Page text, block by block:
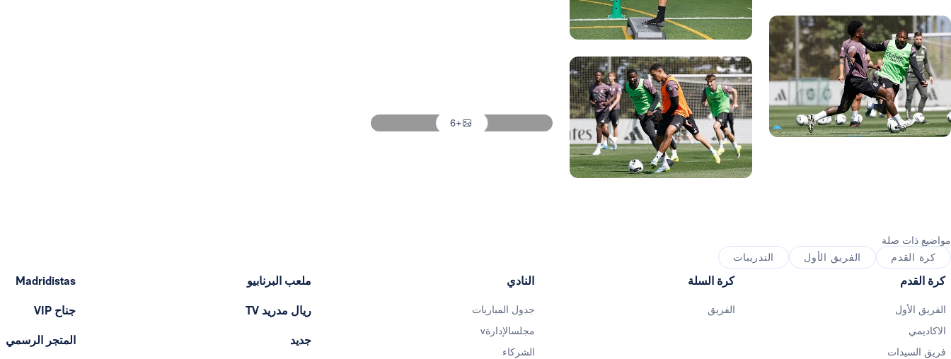
+6
مواضيع ذات صلة
كرة القدم
الفريق الأول التدريبات
كرة القدم
الفريق الأول
الاكاديمي
فريق السيدات
كرة السلة
الفريق
النادي
جدول المباريات
مجلسالإدارةv
الشركاء
ملعب البرنابيو
ريال مدريد TV
جديد
Madridistas
جناح VIP
المتجر الرسمي